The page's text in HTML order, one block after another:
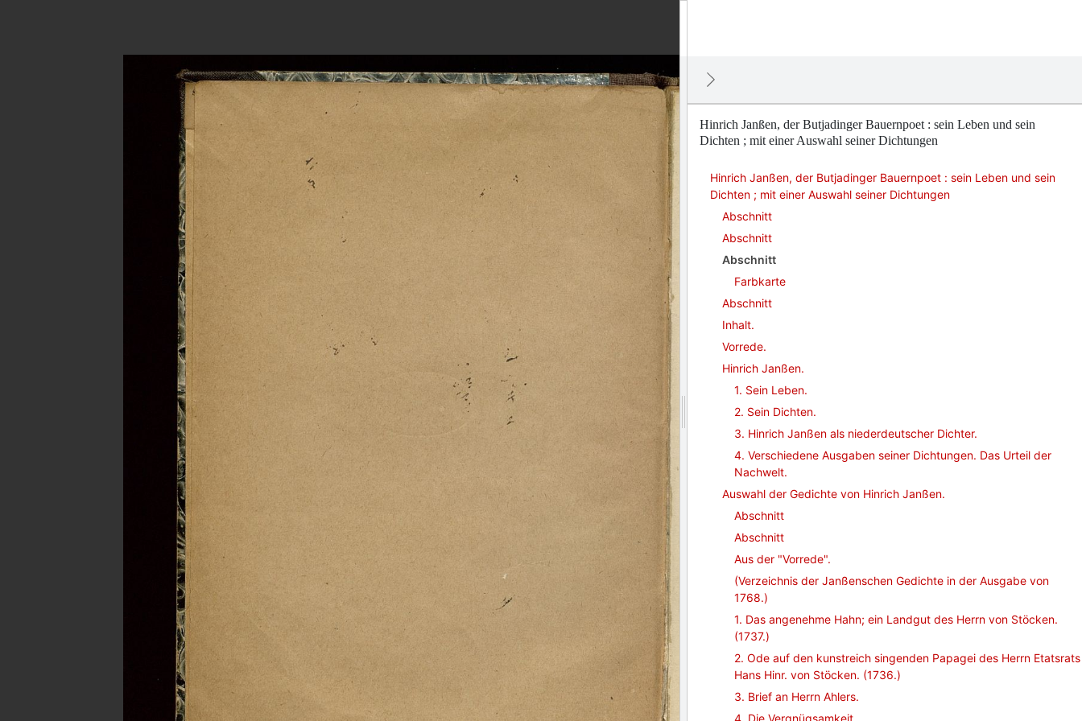
Hinrich Janßen, der Butjadinger Bauernpoet : sein Leben und sein
Dichten ; mit einer Auswahl seiner Dichtungen
Hinrich Janßen, der Butjadinger Bauernpoet : sein Leben und sein
Dichten ; mit einer Auswahl seiner Dichtungen
Abschnitt
Abschnitt
Abschnitt
Farbkarte
Abschnitt
Inhalt.
Vorrede.
Hinrich Janßen.
1. Sein Leben.
2. Sein Dichten.
3. Hinrich Janßen als niederdeutscher Dichter.
4. Verschiedene Ausgaben seiner Dichtungen. Das Urteil der
Nachwelt.
Auswahl der Gedichte von Hinrich Janßen.
Abschnitt
Abschnitt
Aus der "Vorrede".
(Verzeichnis der Janßenschen Gedichte in der Ausgabe von
1768.)
1. Das angenehme Hahn; ein Landgut des Herrn von Stöcken.
(1737.)
2. Ode auf den kunstreich singenden Papagei des Herrn Etatsrats
Hans Hinr. von Stöcken. (1736.)
3. Brief an Herrn Ahlers.
4. Die Vergnügsamkeit.